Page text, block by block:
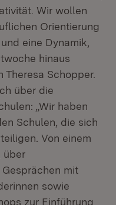
Wir wollen
Orientierung
eine Dynamik,
hinaus
Theresa Schopper.
über die
„Wir haben
Schulen, die sich
Von einem
über
mit
sowie
zur Einführung